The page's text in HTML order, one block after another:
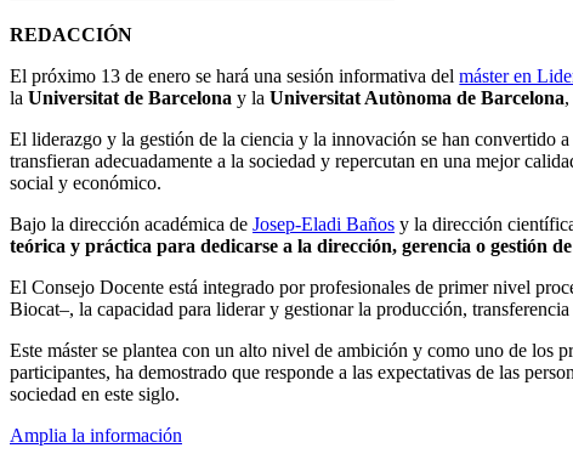
REDACCIÓN
El próximo 13 de enero se hará una sesión informativa delmáster en
la Universitat de Barcelona y la Universitat Autònoma de Barcelona
El liderazgo y la gestión de la ciencia y la innovación se han convertido
transfieran adecuadamente a la sociedad y repercutan en una mejor
social y económico.
Bajo la dirección académica de Josep-Eladi Baños y la dirección
teórica y práctica para dedicarse a la dirección, gerencia o gestión
El Consejo Docente está integrado por profesionales de primer nivel
Biocat–, la capacidad para liderar y gestionar la producción,
Este máster se plantea con un alto nivel de ambición y como uno de los
participantes, ha demostrado que responde a las expectativas de las
sociedad en este siglo.
Amplia la información